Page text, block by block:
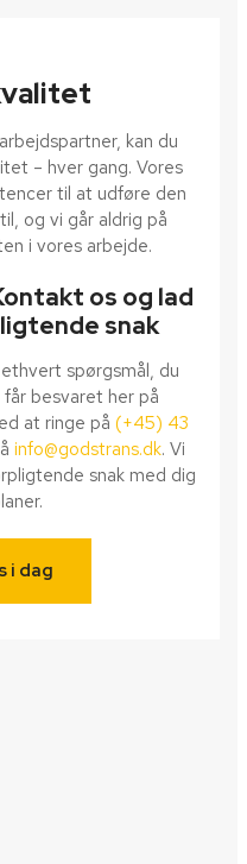
kan du
– hver gang. Vores
til at udføre den
og vi går aldrig på
i vores arbejde.
os og lad
snak
spørgsmål, du
besvaret her på
at ringe på (+45) 43
info@godstrans.dk. Vi
snak med dig
i dag